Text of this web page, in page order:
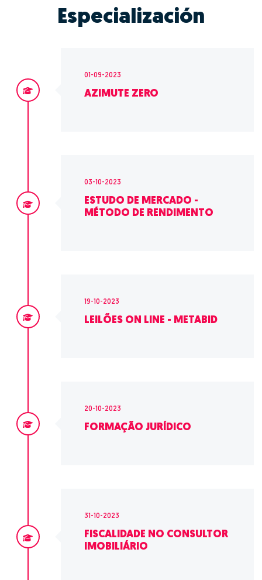
Especialización
01-09-2023
AZIMUTE ZERO
03-10-2023
ESTUDO DE MERCADO -
MÉTODO DE RENDIMENTO
19-10-2023
LEILÕES ON LINE - METABID
20-10-2023
FORMAÇÃO JURÍDICO
31-10-2023
FISCALIDADE NO CONSULTOR
IMOBILIÁRIO